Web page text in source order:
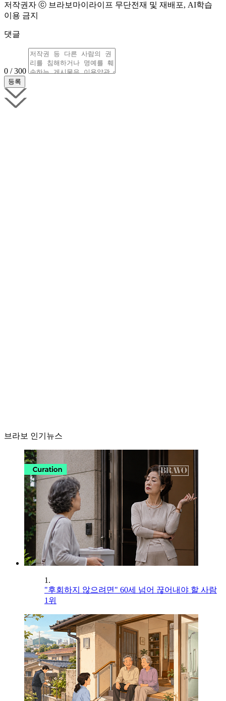
저작권자 ⓒ 브라보마이라이프 무단전재 및 재배포, AI학습
이용 금지
댓글
0 / 300
브라보 인기뉴스
1.
"후회하지 않으려면" 60세 넘어 끊어내야 할 사람
1위